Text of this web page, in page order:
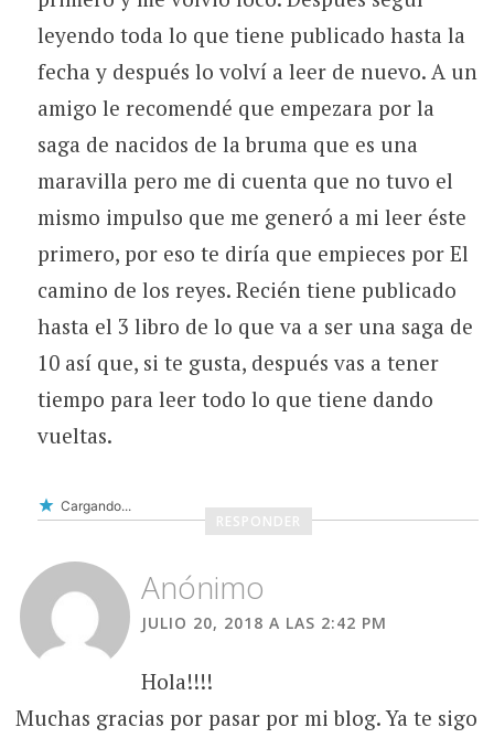
leyendo toda lo que tiene publicado hasta la
fecha y después lo volví a leer de nuevo. A un
amigo le recomendé que empezara por la
saga de nacidos de la bruma que es una
maravilla pero me di cuenta que no tuvo el
mismo impulso que me generó a mi leer éste
primero, por eso te diría que empieces por El
camino de los reyes. Recién tiene publicado
hasta el 3 libro de lo que va a ser una saga de
10 así que, si te gusta, después vas a tener
tiempo para leer todo lo que tiene dando
vueltas.
Cargando...
RESPONDER
Anónimo
JULIO 20, 2018 A LAS 2:42 PM
Hola!!!!
Muchas gracias por pasar por mi blog. Ya te sigo